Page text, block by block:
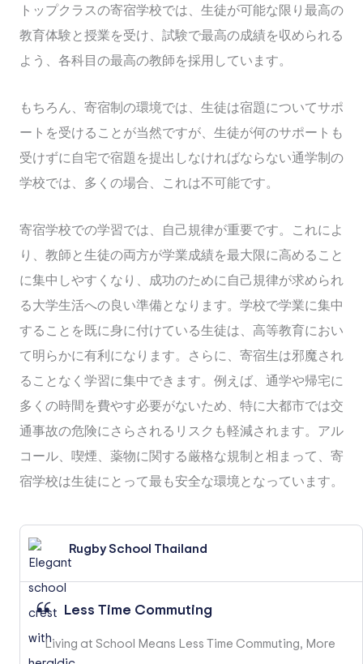
トップクラスの寄宿学校では、生徒が可能な限り最高の
教育体験と授業を受け、試験で最高の成績を収められる
よう、各科目の最高の教師を採用しています。
もちろん、寄宿制の環境では、生徒は宿題についてサポ
ートを受けることが当然ですが、生徒が何のサポートも
受けずに自宅で宿題を提出しなければならない通学制の
学校では、多くの場合、これは不可能です。
寄宿学校での学習では、自己規律が重要です。これによ
り、教師と生徒の両方が学業成績を最大限に高めること
に集中しやすくなり、成功のために自己規律が求められ
る大学生活への良い準備となります。学校で学業に集中
することを既に身に付けている生徒は、高等教育におい
て明らかに有利になります。さらに、寄宿生は邪魔され
ることなく学習に集中できます。例えば、通学や帰宅に
多くの時間を費やす必要がないため、特に大都市では交
通事故の危険にさらされるリスクも軽減されます。アル
コール、喫煙、薬物に関する厳格な規制と相まって、寄
宿学校は生徒にとって最も安全な環境となっています。
Rugby School Thailand
Less Time Commuting
Living at School Means Less Time Commuting, More